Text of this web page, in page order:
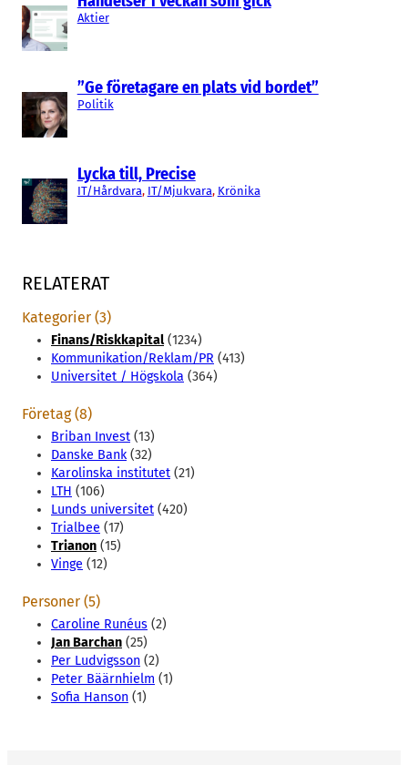
Aktier
”Ge företagare en plats vid bordet”
Politik
Lycka till, Precise
IT/Hårdvara, IT/Mjukvara, Krönika
RELATERAT
Kategorier (3)
Finans/Riskkapital(1234)
Kommunikation/Reklam/PR (413)
Universitet / Högskola (364)
Företag (8)
Briban Invest (13)
Danske Bank(32)
Karolinska institutet (21)
LTH (106)
Lunds universitet (420)
Trialbee (17)
Trianon (15)
Vinge (12)
Personer (5)
Caroline Runéus (2)
Jan Barchan (25)
Per Ludvigsson (2)
Peter Bäärnhielm (1)
Sofia Hanson (1)